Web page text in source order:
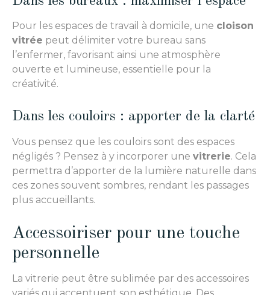
Pour les espaces de travail à domicile, une cloison
vitrée peut délimiter votre bureau sans
l’enfermer, favorisant ainsi une atmosphère
ouverte et lumineuse, essentielle pour la
créativité.
Dans les couloirs : apporter de la clarté
Vous pensez que les couloirs sont des espaces
négligés ? Pensez à y incorporer une vitrerie. Cela
permettra d’apporter de la lumière naturelle dans
ces zones souvent sombres, rendant les passages
plus accueillants.
Accessoiriser pour une touche
personnelle
La vitrerie peut être sublimée par des accessoires